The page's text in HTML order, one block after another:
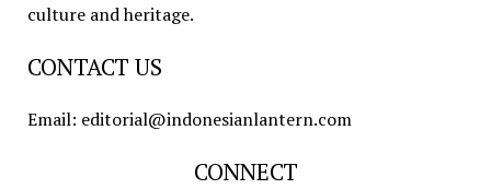
culture and heritage.
CONTACT US
Email: editorial@indonesianlantern.com
CONNECT